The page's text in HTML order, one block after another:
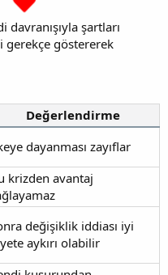
davranışıyla şartları
göstererek
Değerlendirme
dayanması zayıflar
krizden avantaj
değişiklik iddiası iyi
aykırı olabilir